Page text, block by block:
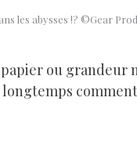
les abysses !? ©Gear Prod
ou grandeur